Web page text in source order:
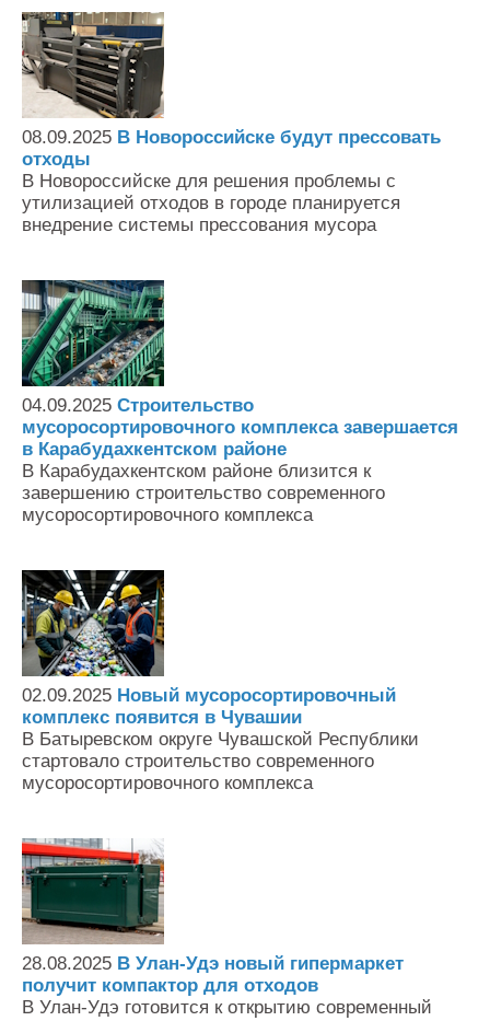
08.09.2025 В Новороссийске будут прессовать
отходы
В Новороссийске для решения проблемы с
утилизацией отходов в городе планируется
внедрение системы прессования мусора
04.09.2025 Строительство
мусоросортировочного комплекса завершается
в Карабудахкентском районе
В Карабудахкентском районе близится к
завершению строительство современного
мусоросортировочного комплекса
02.09.2025 Новый мусоросортировочный
комплекс появится в Чувашии
В Батыревском округе Чувашской Республики
стартовало строительство современного
мусоросортировочного комплекса
28.08.2025 В Улан-Удэ новый гипермаркет
получит компактор для отходов
В Улан-Удэ готовится к открытию современный